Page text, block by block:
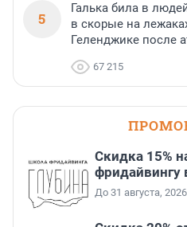
5
Галька била в
в скорые на
Геленджике после
67 215
Скидка 15%
фридайвингу
До 31 августа, 2026